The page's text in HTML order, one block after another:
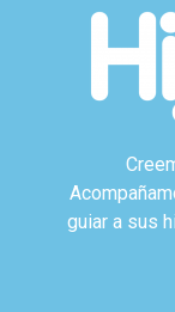
guiar a sus